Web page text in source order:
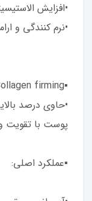
•افزایش
•نرم کنندگی و
▪︎Collagen firming:
•حاوی درصد
پوست با تقویت
▪︎عملکرد اصلی: